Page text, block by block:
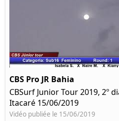
CBS Pro JR Bahia
CBSurf Junior Tour 2019, 2º
Itacaré 15/06/2019
Vidéo publiée le 15/06/2019